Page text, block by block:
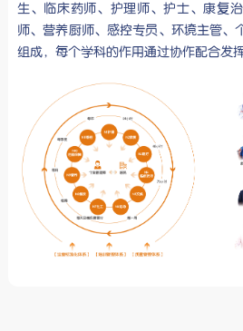
生、临床药师、护理师、护士、康复
师、营养厨师、感控专员、环境主管、
组成，每个学科的作用通过协作配合发